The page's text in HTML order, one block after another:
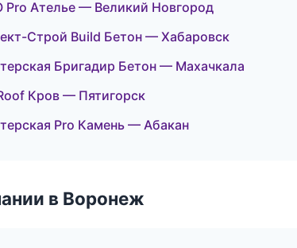
Ателье — Великий Новгород
Строй Build Бетон — Хабаровск
Бригадир Бетон — Махачкала
Кров — Пятигорск
Pro Камень — Абакан
в Воронеж